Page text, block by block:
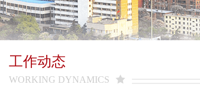
工作动态
WORKING DYNAMICS